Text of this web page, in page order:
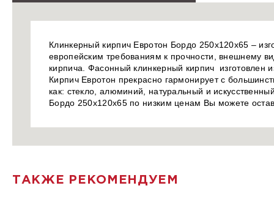
Клинкерный кирпич Евротон Бордо 250х120х65 –
европейским требованиям к прочности, внешнему
кирпича. Фасонный клинкерный кирпич изготовлен
Кирпич Евротон прекрасно гармонирует с
как: стекло, алюминий, натуральный и
Бордо 250х120х65 по низким ценам Вы можете
ТАКЖЕ РЕКОМЕНДУЕМ